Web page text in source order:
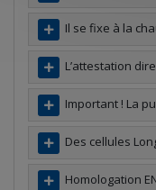
Il se fixe à la
L’attestation
Important ! La
Des cellules
Homologation